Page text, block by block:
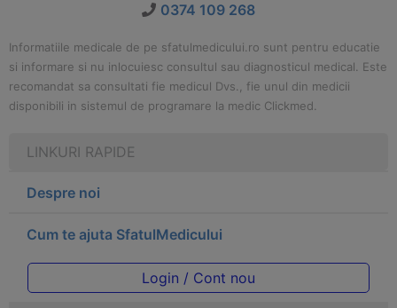
0374 109 268
Informatiile medicale de pe sfatulmedicului.ro sunt pentru educatie
si informare si nu inlocuiesc consultul sau diagnosticul medical. Este
recomandat sa consultati fie medicul Dvs., fie unul din medicii
disponibili in sistemul de programare la medic Clickmed.
LINKURI RAPIDE
Despre noi
Cum te ajuta SfatulMedicului
Login / Cont nou